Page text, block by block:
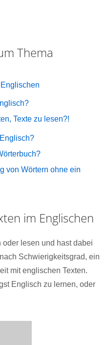
Thema
Texte zu lesen?!
von Wörtern ohne ein
im Englischen
oder lesen und hast dabei
Schwierigkeitsgrad, ein
mit englischen Texten.
Englisch zu lernen, oder